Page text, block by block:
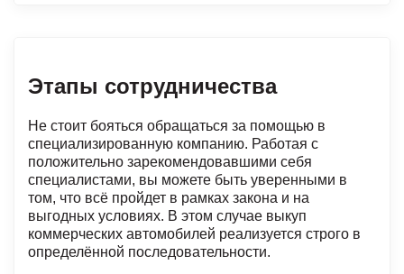
Этапы сотрудничества
Не стоит бояться обращаться за помощью в
специализированную компанию. Работая с
положительно зарекомендовавшими себя
специалистами, вы можете быть уверенными в
том, что всё пройдет в рамках закона и на
выгодных условиях. В этом случае выкуп
коммерческих автомобилей реализуется строго в
определённой последовательности.